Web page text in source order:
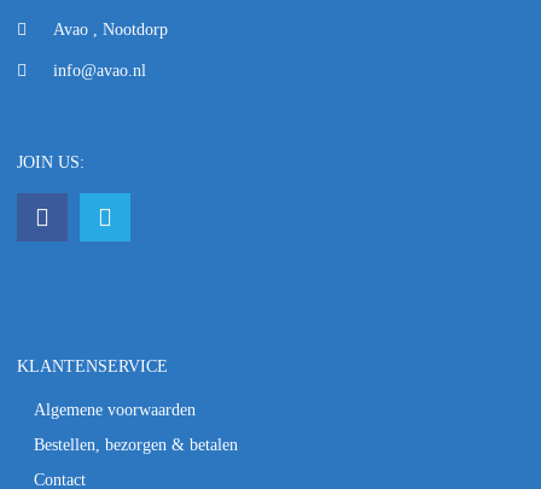
Avao , Nootdorp
info@avao.nl
JOIN US:
KLANTENSERVICE
Algemene voorwaarden
Bestellen, bezorgen & betalen
Contact